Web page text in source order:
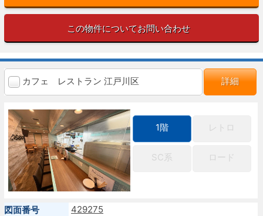
この物件についてお問い合わせ
カフェ レストラン 江戸川区 詳細
1階 レトロ
SC系 ロード
図面番号
429275